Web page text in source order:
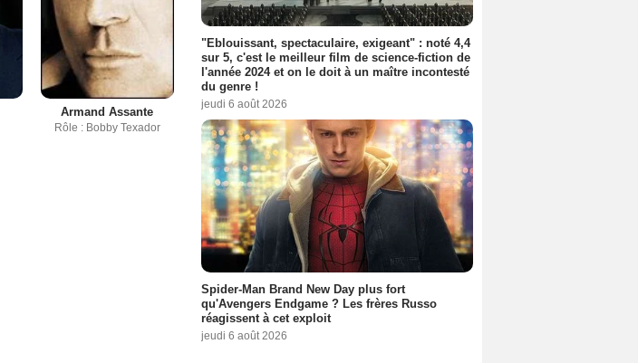
Armand Assante
Rôle : Bobby Texador
"Eblouissant, spectaculaire, exigeant" : noté 4,4
sur 5, c'est le meilleur film de science-fiction de
l'année 2024 et on le doit à un maître incontesté
du genre !
jeudi 6 août 2026
Spider-Man Brand New Day plus fort
qu'Avengers Endgame ? Les frères Russo
réagissent à cet exploit
jeudi 6 août 2026